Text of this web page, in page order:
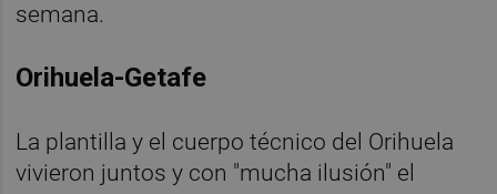
semana.
Orihuela-Getafe
La plantilla y el cuerpo técnico del Orihuela
vivieron juntos y con "mucha ilusión" el